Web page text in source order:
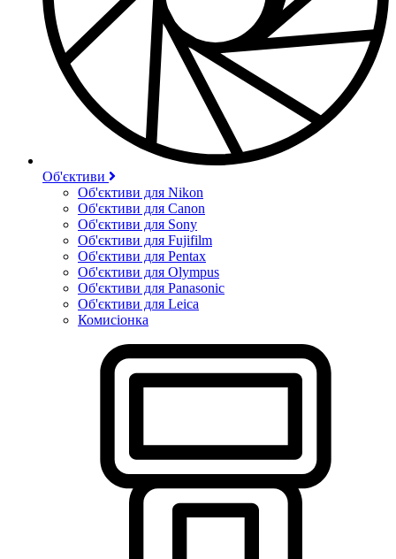
Об'єктиви
Об'єктиви для Nikon
Об'єктиви для Canon
Об'єктиви для Sony
Об'єктиви для Fujifilm
Об'єктиви для Pentax
Об'єктиви для Olympus
Об'єктиви для Panasonic
Об'єктиви для Leica
Комисіонка